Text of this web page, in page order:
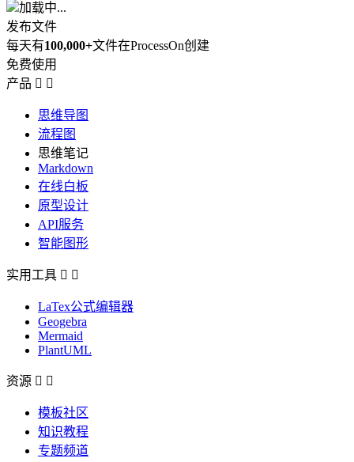
加载中...
发布文件
每天有100,000+文件在ProcessOn创建
免费使用
产品  
思维导图
流程图
思维笔记
Markdown
在线白板
原型设计
API服务
智能图形
实用工具  
LaTex公式编辑器
Geogebra
Mermaid
PlantUML
资源  
模板社区
知识教程
专题频道